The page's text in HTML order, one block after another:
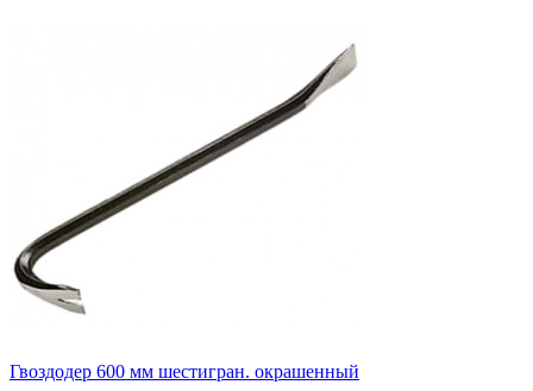
Гвоздодер 600 мм шестигран. окрашенный